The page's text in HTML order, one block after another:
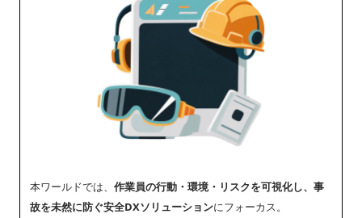
本ワールドでは、 作業員の行動・環境・リスクを可視化し、事
故を未然に防ぐ安全DXソリューションにフォーカス。